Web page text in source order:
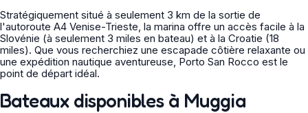
Stratégiquement situé à seulement 3 km de la sortie de
l'autoroute A4 Venise-Trieste, la marina offre un accès facile à la
Slovénie (à seulement 3 miles en bateau) et à la Croatie (18
miles). Que vous recherchiez une escapade côtière relaxante ou
une expédition nautique aventureuse, Porto San Rocco est le
point de départ idéal.
Bateaux disponibles à Muggia